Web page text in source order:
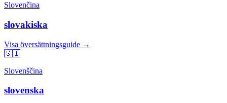
Slovenčina
slovakiska
Visa översättningsguide →
🇸🇮
Slovenščina
slovenska